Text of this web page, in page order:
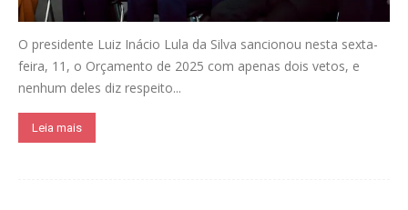
O presidente Luiz Inácio Lula da Silva sancionou nesta sexta-
feira, 11, o Orçamento de 2025 com apenas dois vetos, e
nenhum deles diz respeito...
Leia mais